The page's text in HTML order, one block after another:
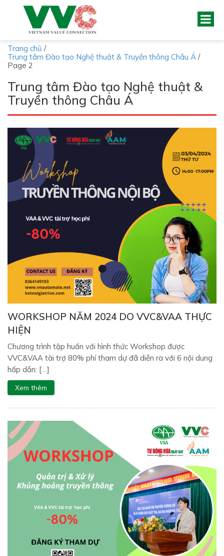
Trang chủ /
Trung tâm Đào tạo Nghệ thuật & Truyền thông Châu Á /
Page 2
Trung tâm Đào tạo Nghệ thuật &
Truyền thông Châu Á
WORKSHOP NĂM 2024 DO VVC&VAA THỰC
HIỆN
Chương trình tập huấn với hình thức Workshop được
VVC&VAA tài trợ 80% phí tham dự đã diễn ra với 6 nội dung
hấp dẫn: […]
Xem thêm